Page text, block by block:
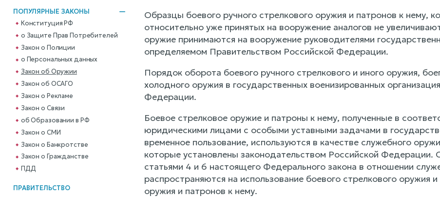
ПОПУЛЯРНЫЕ ЗАКОНЫ
Конституция РФ
о Защите Прав Потребителей
Закон о Полиции
о Персональных данных
Закон об Оружии
Закон об ОСАГО
Закон о Рекламе
Закон о Связи
об Образовании в РФ
Закон о СМИ
Закон о Банкротстве
Закон о Гражданстве
ПДД
ПРАВИТЕЛЬСТВО
Образцы боевого ручного стрелкового оружия и патронов к нему,
относительно уже принятых на вооружение аналогов не
оружие принимаются на вооружение руководителями
определяемом Правительством Российской Федерации.
Порядок оборота боевого ручного стрелкового и иного оружия,
холодного оружия в государственных военизированных
Федерации.
Боевое стрелковое оружие и патроны к нему, полученные в
юридическими лицами с особыми уставными задачами в
временное пользование, используются в качестве служебного
которые установлены законодательством Российской Федерации.
статьями 4 и 6 настоящего Федерального закона в отношении
распространяются на использование боевого стрелкового оружия
оружия и патронов к нему.